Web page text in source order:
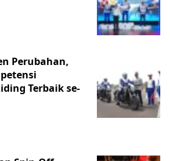
Perubahan,
Terbaik se-